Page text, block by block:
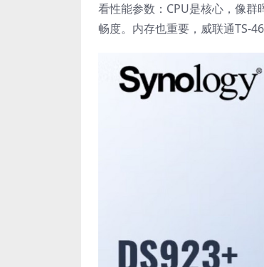
看性能参数：CPU是核心，像
畅度。内存也重要，威联通TS-